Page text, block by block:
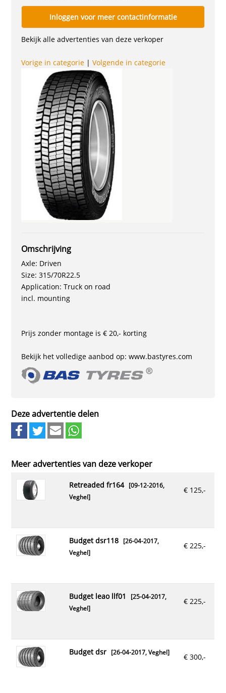
Inloggen voor meer contactinformatie
Bekijk alle advertenties van deze verkoper
Vorige in categorie |Volgende in categorie
Omschrijving
Axle: Driven
Size: 315/70R22.5
Application: Truck on road
incl. mounting
Prijs zonder montage is € 20,- korting
Bekijk het volledige aanbod op: www.bastyres.com
Deze advertentie delen
Meer advertenties van deze verkoper
€ 125,-
retreaded fr164[09-12-2016,
Veghel]
€ 225,-
budget dsr118[26-04-2017,
Veghel]
€ 225,-
budget leao llf01
[25-04-2017,
Veghel]
€ 300,-
budget dsr[26-04-2017, Veghel]